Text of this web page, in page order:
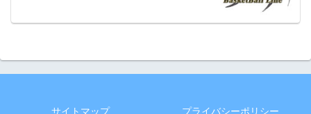
サイトマップ プライバシーポリシー